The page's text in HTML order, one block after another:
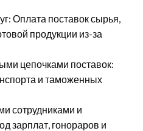
Оплата поставок сырья,
продукции из-за
цепочками поставок:
и таможенных
сотрудниками и
зарплат, гонораров и